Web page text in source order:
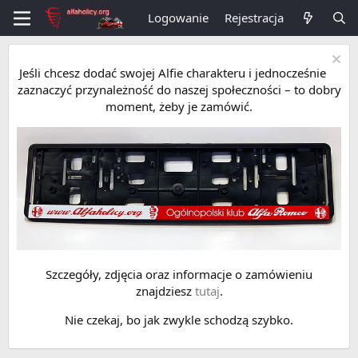
Logowanie Rejestracja
Jeśli chcesz dodać swojej Alfie charakteru i jednocześnie
zaznaczyć przynależność do naszej społeczności – to dobry
moment, żeby je zamówić.
Szczegóły, zdjęcia oraz informacje o zamówieniu
znajdziesz tutaj.
Nie czekaj, bo jak zwykle schodzą szybko.